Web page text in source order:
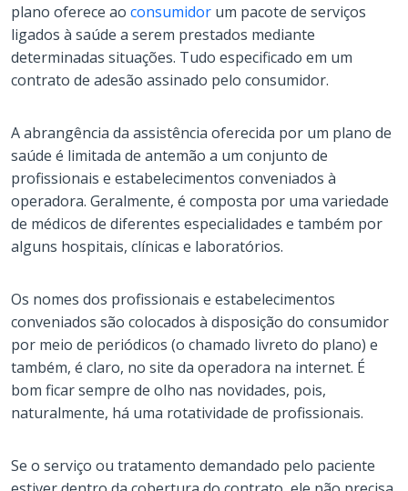
plano oferece ao consumidor um pacote de serviços
ligados à saúde a serem prestados mediante
determinadas situações. Tudo especificado em um
contrato de adesão assinado pelo consumidor.
A abrangência da assistência oferecida por um plano de
saúde é limitada de antemão a um conjunto de
profissionais e estabelecimentos conveniados à
operadora. Geralmente, é composta por uma variedade
de médicos de diferentes especialidades e também por
alguns hospitais, clínicas e laboratórios.
Os nomes dos profissionais e estabelecimentos
conveniados são colocados à disposição do consumidor
por meio de periódicos (o chamado livreto do plano) e
também, é claro, no site da operadora na internet. É
bom ficar sempre de olho nas novidades, pois,
naturalmente, há uma rotatividade de profissionais.
Se o serviço ou tratamento demandado pelo paciente